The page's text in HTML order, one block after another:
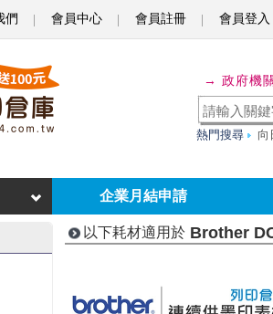
們 會員中心 會員註冊 會員登入
→ 政府機
熱門搜尋 向
企業月結申請
以下耗材適用於 Brother